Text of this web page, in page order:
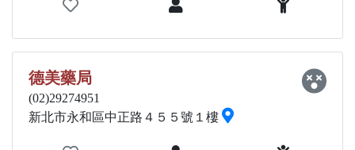
德美藥局
(02)29274951
新北市永和區中正路４５５號１樓